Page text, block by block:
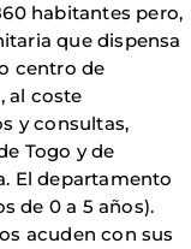
habitantes pero,
que dispensa
centro de
al coste
y consultas,
Togo y de
El departamento
de 0 a 5 años).
acuden con sus